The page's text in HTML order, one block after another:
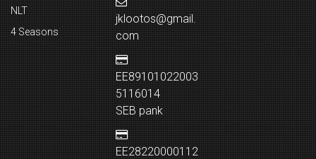
NLT
4 Seasons
jklootos@gmail.
com
EE89101022003
5116014
SEB pank
EE28220000112